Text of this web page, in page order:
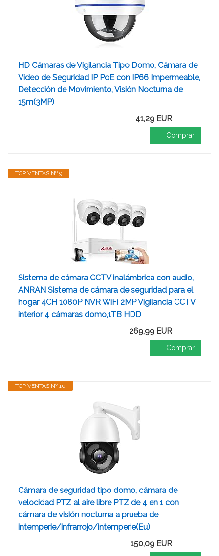
HD Cámaras de Vigilancia Tipo Domo, Cámara de
Video de Seguridad IP PoE con IP66 Impermeable,
Detección de Movimiento, Visión Nocturna de
15m(3MP)
41,29 EUR
Comprar
TOP VENTAS Nº 9
Sistema de cámara CCTV inalámbrica con audio,
ANRAN Sistema de cámara de seguridad para el
hogar 4CH 1080P NVR WiFi 2MP Vigilancia CCTV
interior 4 cámaras domo,1TB HDD
269,99 EUR
Comprar
TOP VENTAS Nº 10
Cámara de seguridad tipo domo, cámara de
velocidad PTZ al aire libre PTZ de 4 en 1 con
cámara de visión nocturna a prueba de
intemperie/infrarrojo/intemperie(Eu)
150,09 EUR